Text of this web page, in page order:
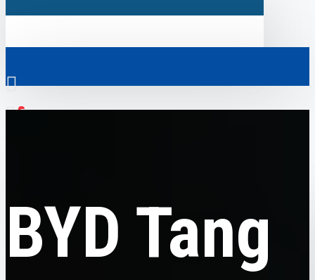
0
Електромобілі
Комерційний транспорт
0
Ваш кошик порожній!
BYD Tang